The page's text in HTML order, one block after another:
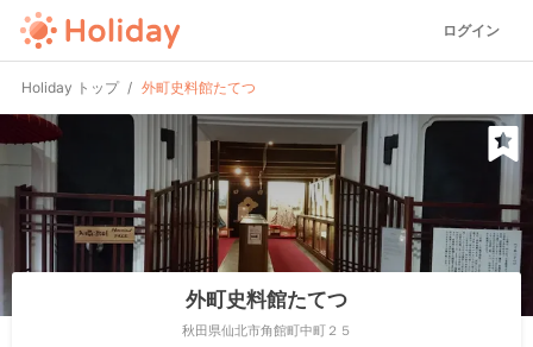
ログイン
Holiday トップ 外町史料館たてつ
外町史料館たてつ
秋田県仙北市角館町中町２５